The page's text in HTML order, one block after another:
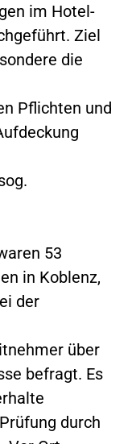
im Hotel-
Ziel
die
Pflichten und
53
in Koblenz,
der
über
befragt. Es
durch